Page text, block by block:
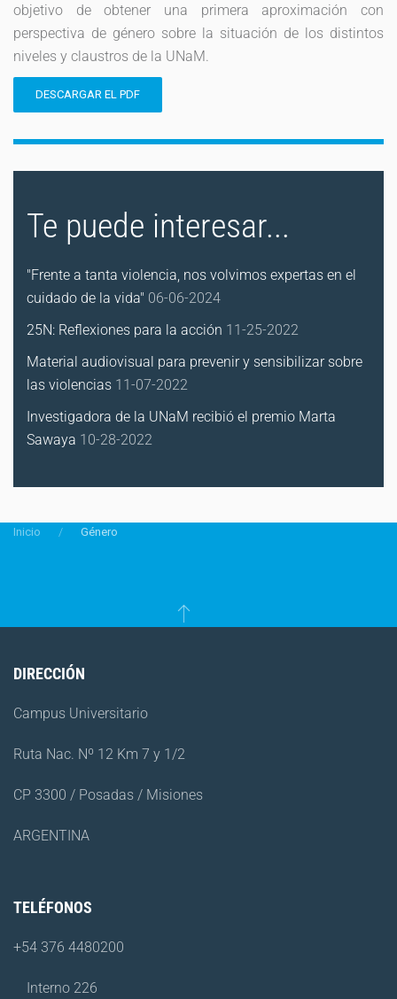
objetivo de obtener una primera aproximación con
perspectiva de género sobre la situación de los distintos
niveles y claustros de la UNaM.
DESCARGAR EL PDF
Te puede interesar...
"Frente a tanta violencia, nos volvimos expertas en el
cuidado de la vida" 06-06-2024
25N: Reflexiones para la acción 11-25-2022
Material audiovisual para prevenir y sensibilizar sobre
las violencias 11-07-2022
Investigadora de la UNaM recibió el premio Marta
Sawaya 10-28-2022
Inicio Género
DIRECCIÓN
Campus Universitario
Ruta Nac. Nº 12 Km 7 y 1/2
CP 3300 / Posadas / Misiones
ARGENTINA
TELÉFONOS
+54 376 4480200
Interno 226